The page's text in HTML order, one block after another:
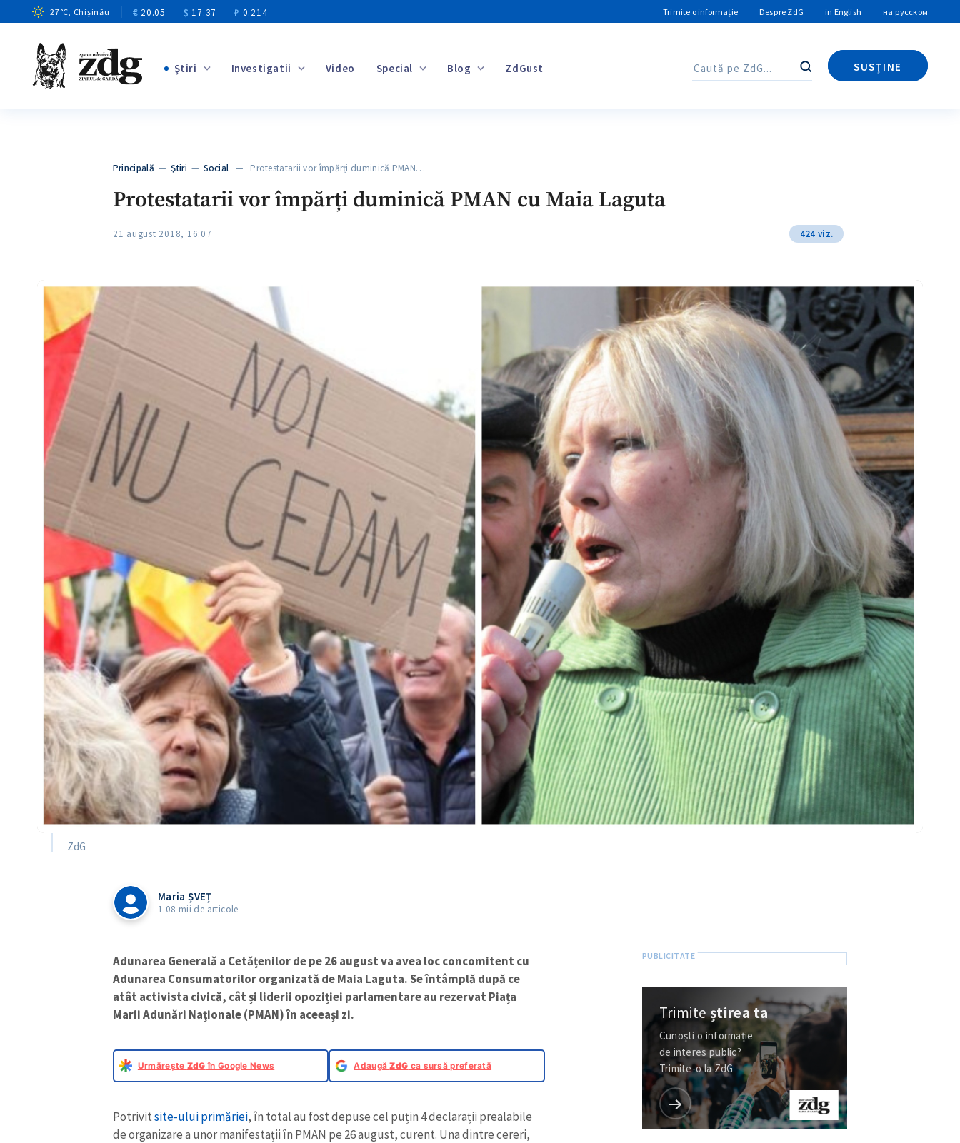
27°C, Chișinău € 20.05 $ 17.37 ₽ 0.214 Trimite o informație Despre ZdG in English на русском
Ştiri Investigatii Video Special Blog ZdGust Caută
SUSȚINE
Caută
Principală —Ştiri —Social — Protestatarii vor împărți duminică PMAN…
Protestatarii vor împărți duminică PMAN cu Maia Laguta
21 august 2018, 16:07 424 viz.
ZdG
Maria ȘVEȚ
1.08 mii de articole
Adunarea Generală a Cetățenilor de pe 26 august va avea loc concomitent cu
Adunarea Consumatorilor organizată de Maia Laguta. Se întâmplă după ce
atât activista civică, cât și liderii opoziției parlamentare au rezervat Piața
Marii Adunări Naționale (PMAN) în aceeași zi.
Urmărește ZdG în Google News AdaugăZdG ca sursă preferată
Potrivitsite-ului primăriei, în total au fost depuse cel puțin 4 declarații prealabile
de organizare a unor manifestații în PMAN pe 26 august, curent. Una dintre cereri,
Trimiteștirea ta
Cunoști o informație
de interes public?
Trimite-o la ZdG